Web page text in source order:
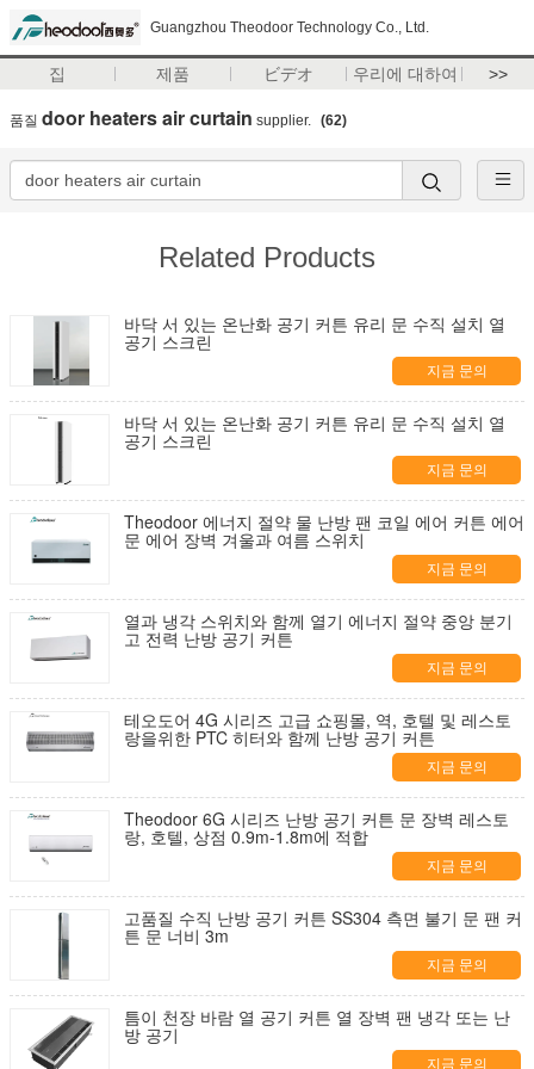
Guangzhou Theodoor Technology Co., Ltd.
집 제품 ビデオ 우리에 대하여 >>
품질 door heaters air curtain supplier. (62)
Related Products
바닥 서 있는 온난화 공기 커튼 유리 문 수직 설치 열
공기 스크린
지금 문의
바닥 서 있는 온난화 공기 커튼 유리 문 수직 설치 열
공기 스크린
지금 문의
Theodoor 에너지 절약 물 난방 팬 코일 에어 커튼 에어
문 에어 장벽 겨울과 여름 스위치
지금 문의
열과 냉각 스위치와 함께 열기 에너지 절약 중앙 분기
고 전력 난방 공기 커튼
지금 문의
테오도어 4G 시리즈 고급 쇼핑몰, 역, 호텔 및 레스토
랑을위한 PTC 히터와 함께 난방 공기 커튼
지금 문의
Theodoor 6G 시리즈 난방 공기 커튼 문 장벽 레스토
랑, 호텔, 상점 0.9m-1.8m에 적합
지금 문의
고품질 수직 난방 공기 커튼 SS304 측면 불기 문 팬 커
튼 문 너비 3m
지금 문의
틈이 천장 바람 열 공기 커튼 열 장벽 팬 냉각 또는 난
방 공기
지금 문의